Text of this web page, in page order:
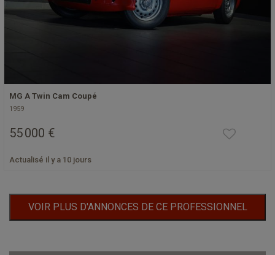
MG A Twin Cam Coupé
1959
55 000 €
Actualisé il y a 10 jours
VOIR PLUS D'ANNONCES DE CE PROFESSIONNEL